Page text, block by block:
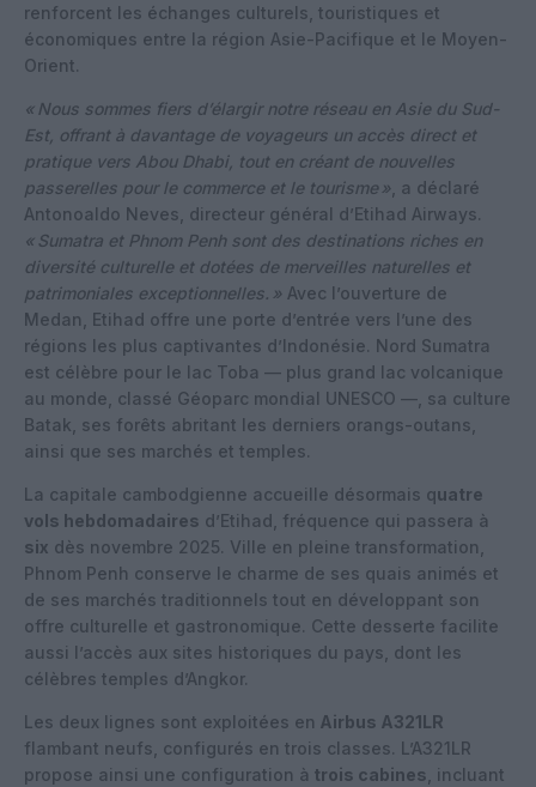
renforcent les échanges culturels, touristiques et
économiques entre la région Asie-Pacifique et le Moyen-
Orient.
« Nous sommes fiers d’élargir notre réseau en Asie du Sud-
Est, offrant à davantage de voyageurs un accès direct et
pratique vers Abou Dhabi, tout en créant de nouvelles
passerelles pour le commerce et le tourisme » , a déclaré
Antonoaldo Neves, directeur général d’Etihad Airways.
« Sumatra et Phnom Penh sont des destinations riches en
diversité culturelle et dotées de merveilles naturelles et
patrimoniales exceptionnelles. » Avec l’ouverture de
Medan, Etihad offre une porte d’entrée vers l’une des
régions les plus captivantes d’Indonésie. Nord Sumatra
est célèbre pour le lac Toba — plus grand lac volcanique
au monde, classé Géoparc mondial UNESCO —, sa culture
Batak, ses forêts abritant les derniers orangs-outans,
ainsi que ses marchés et temples.
La capitale cambodgienne accueille désormais quatre
vols hebdomadaires d’Etihad, fréquence qui passera à
six dès novembre 2025. Ville en pleine transformation,
Phnom Penh conserve le charme de ses quais animés et
de ses marchés traditionnels tout en développant son
offre culturelle et gastronomique. Cette desserte facilite
aussi l’accès aux sites historiques du pays, dont les
célèbres temples d’Angkor.
Les deux lignes sont exploitées en Airbus A321LR
flambant neufs, configurés en trois classes. L’A321LR
propose ainsi une configuration à trois cabines , incluant